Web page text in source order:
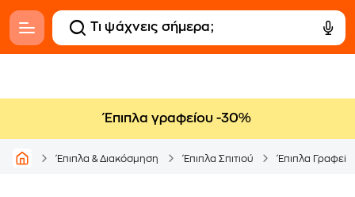
Έπιπλα γραφείου -30%
Έπιπλα & Διακόσμηση Έπιπλα Σπιτιού Έπιπλα